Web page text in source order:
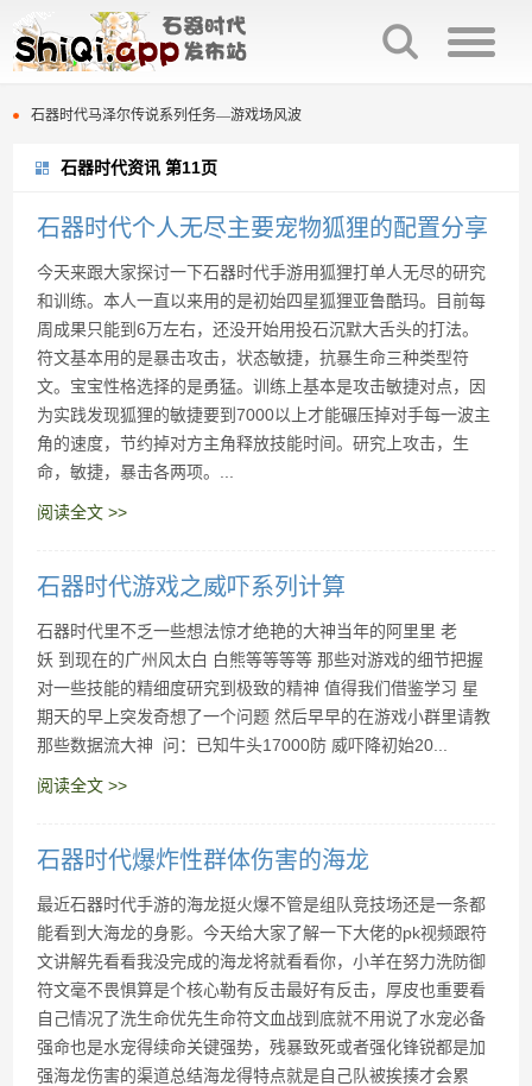
石器时代全国大赛 晋级赛优化FAQ
石器时代马泽尔传说系列任务—游戏场风波
百战石器族战开启时间调整
百战石器时代，终于不在繁琐了，减负大师他来了
百战石器新增增值服务项目清单
百战石器特色装备鉴定、修理以及词缀属性
石器时代全国大赛 晋级赛优化FAQ
石器时代马泽尔传说系列任务—游戏场风波
百战石器族战开启时间调整
百战石器时代，终于不在繁琐了，减负大师他来了
百战石器新增增值服务项目清单
百战石器特色装备鉴定、修理以及词缀属性
石器时代资讯 第11页
石器时代个人无尽主要宠物狐狸的配置分享
今天来跟大家探讨一下石器时代手游用狐狸打单人无尽的研究
和训练。本人一直以来用的是初始四星狐狸亚鲁酷玛。目前每
周成果只能到6万左右，还没开始用投石沉默大舌头的打法。
符文基本用的是暴击攻击，状态敏捷，抗暴生命三种类型符
文。宝宝性格选择的是勇猛。训练上基本是攻击敏捷对点，因
为实践发现狐狸的敏捷要到7000以上才能碾压掉对手每一波主
角的速度，节约掉对方主角释放技能时间。研究上攻击，生
命，敏捷，暴击各两项。...
阅读全文 >>
石器时代游戏之威吓系列计算
石器时代里不乏一些想法惊才绝艳的大神当年的阿里里 老
妖 到现在的广州风太白 白熊等等等等 那些对游戏的细节把握
对一些技能的精细度研究到极致的精神 值得我们借鉴学习 星
期天的早上突发奇想了一个问题 然后早早的在游戏小群里请教
那些数据流大神 问：已知牛头17000防 威吓降初始20...
阅读全文 >>
石器时代爆炸性群体伤害的海龙
最近石器时代手游的海龙挺火爆不管是组队竞技场还是一条都
能看到大海龙的身影。今天给大家了解一下大佬的pk视频跟符
文讲解先看看我没完成的海龙将就看看你，小羊在努力洗防御
符文毫不畏惧算是个核心勒有反击最好有反击，厚皮也重要看
自己情况了洗生命优先生命符文血战到底就不用说了水宠必备
强命也是水宠得续命关键强势，残暴致死或者强化锋锐都是加
强海龙伤害的渠道总结海龙得特点就是自己队被挨揍才会累